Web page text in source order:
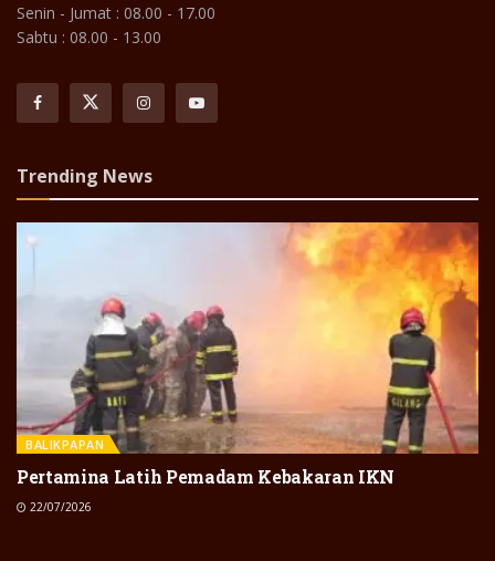
Senin - Jumat : 08.00 - 17.00
Sabtu : 08.00 - 13.00
Trending News
BALIKPAPAN
Pertamina Latih Pemadam Kebakaran IKN
22/07/2026